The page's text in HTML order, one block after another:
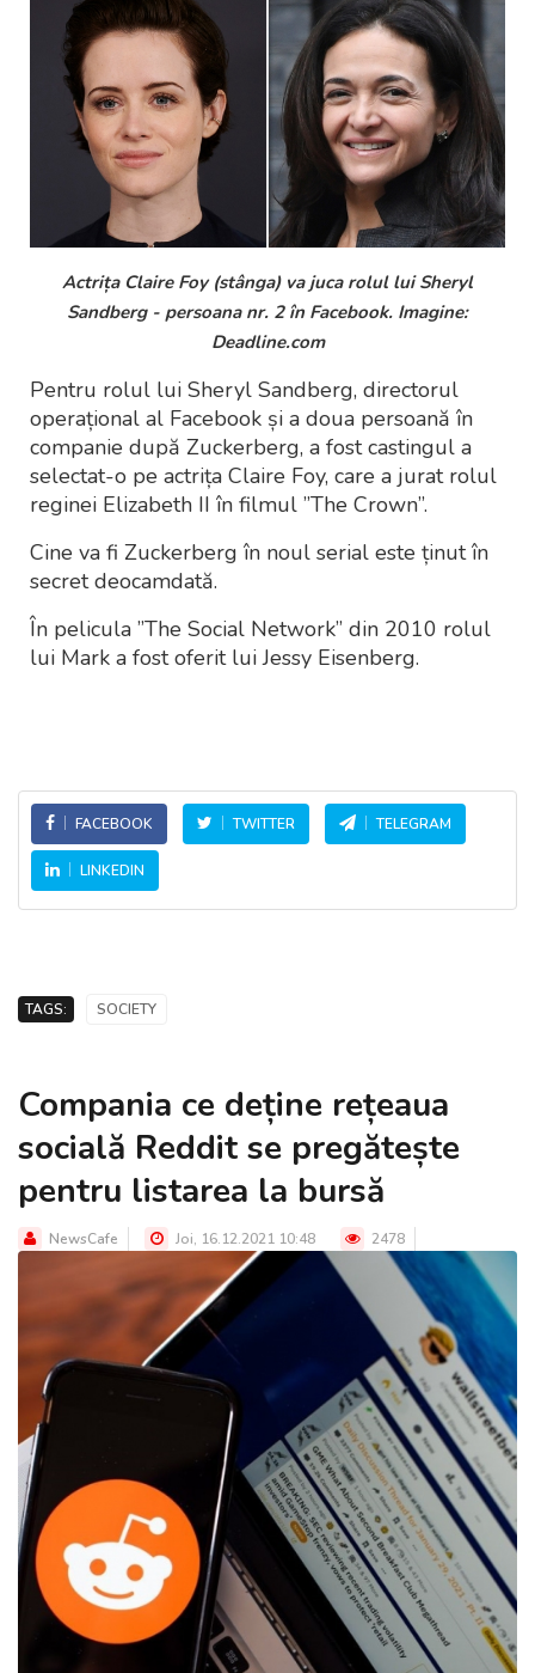
Actrița Claire Foy (stânga) va juca rolul lui Sheryl
Sandberg - persoana nr. 2 în Facebook. Imagine:
Deadline.com
Pentru rolul lui Sheryl Sandberg, directorul
operațional al Facebook și a doua persoană în
companie după Zuckerberg, a fost castingul a
selectat-o pe actrița Claire Foy, care a jurat rolul
reginei Elizabeth II în filmul ”The Crown”.
Cine va fi Zuckerberg în noul serial este ținut în
secret deocamdată.
În pelicula ”The Social Network” din 2010 rolul
lui Mark a fost oferit lui Jessy Eisenberg.
FACEBOOK TWITTER TELEGRAM
LINKEDIN
TAGS: SOCIETY
Compania ce deține rețeaua
socială Reddit se pregătește
pentru listarea la bursă
NewsCafe Joi, 16.12.2021 10:48 2478